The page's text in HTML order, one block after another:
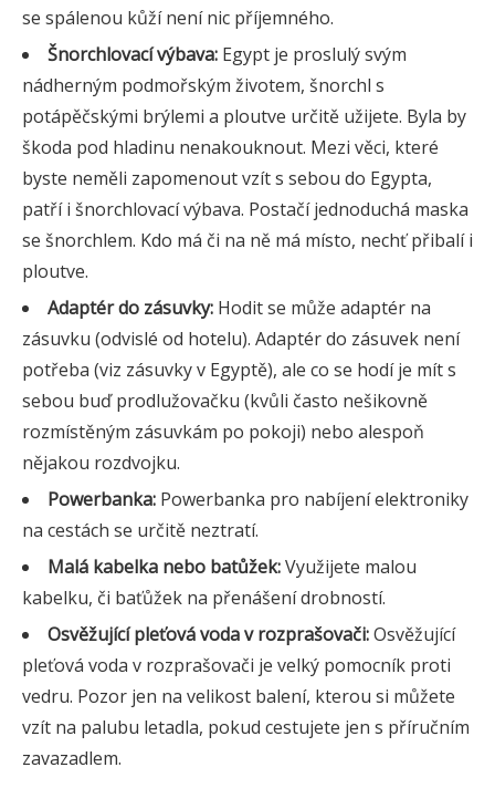
se spálenou kůží není nic příjemného.
Šnorchlovací výbava: Egypt je proslulý svým
nádherným podmořským životem, šnorchl s
potápěčskými brýlemi a ploutve určitě užijete. Byla by
škoda pod hladinu nenakouknout. Mezi věci, které
byste neměli zapomenout vzít s sebou do Egypta,
patří i šnorchlovací výbava. Postačí jednoduchá maska
se šnorchlem. Kdo má či na ně má místo, nechť přibalí i
ploutve.
Adaptér do zásuvky: Hodit se může adaptér na
zásuvku (odvislé od hotelu). Adaptér do zásuvek není
potřeba (viz zásuvky v Egyptě), ale co se hodí je mít s
sebou buď prodlužovačku (kvůli často nešikovně
rozmístěným zásuvkám po pokoji) nebo alespoň
nějakou rozdvojku.
Powerbanka: Powerbanka pro nabíjení elektroniky
na cestách se určitě neztratí.
Malá kabelka nebo batůžek:Využijete malou
kabelku, či baťůžek na přenášení drobností.
Osvěžující pleťová voda v rozprašovači:Osvěžující
pleťová voda v rozprašovači je velký pomocník proti
vedru. Pozor jen na velikost balení, kterou si můžete
vzít na palubu letadla, pokud cestujete jen s příručním
zavazadlem.